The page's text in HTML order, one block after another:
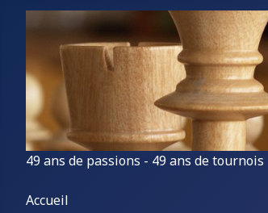
49 ans de passions - 49 ans de tournois
Accueil